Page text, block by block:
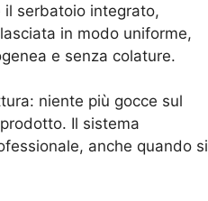
il serbatoio integrato,
in modo uniforme,
e senza colature.
niente più gocce sul
Il sistema
anche quando si